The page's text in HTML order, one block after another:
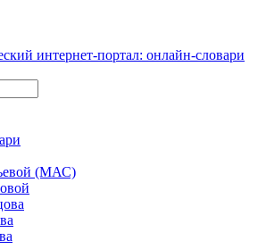
интернет-портал: онлайн-словари
(МАС)